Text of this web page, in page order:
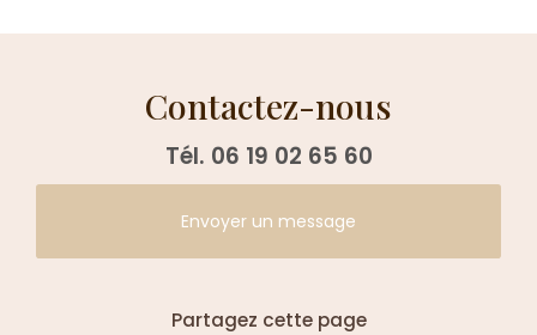
Contactez-nous
Tél. 06 19 02 65 60
Envoyer un message
Partagez cette page